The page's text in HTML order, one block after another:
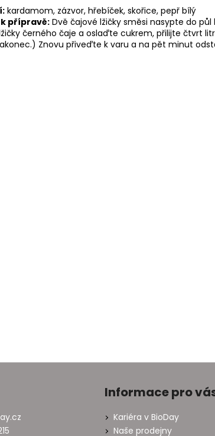
kardamom, zázvor, hřebíček, skořice, pepř bílý
přípravě: Dvě čajové lžičky směsi nasypte do
černého čaje a oslaďte cukrem, přilijte čtvrt
Znovu přiveďte k varu a na pět minut
Informace pro
Kariéra v BioDay
Naše prodejny